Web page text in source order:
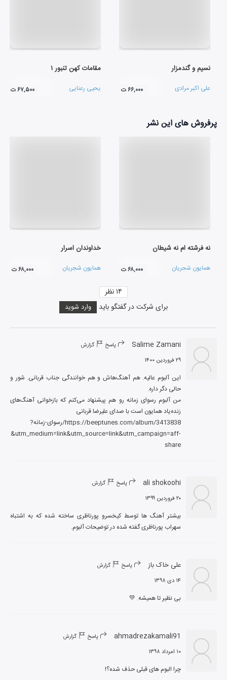
نسیم و گندمزار
علی اکبر مرادی ۶۶,۰۰۰ ت
مقامات کهن تنبور ۱
یحیی رعنایی ۶۷,۵۰۰ ت
پرفروش های این نشر
نه فرشته ام نه شیطان
همایون شجریان ۶۸,۰۰۰ ت
خداوندان اسرار
همایون شجریان ۶۸,۰۰۰ ت
برای شرکت در گفتگو باید وارد شوید
۱۴نظر
Salime Zamani پاسخ گزارش
۲۹ فروردین ۱۴۰۰
من آلبوم رسوای زمانه رو هم پیشنهاد می‌کنم که بازخوانی آهنگ‌های
https://beeptunes.com/album/3413838/رسوای-زمانه?
share
ali shokoohi پاسخ گزارش
۲۰ فروردین ۱۳۹۹
سهراب پورناظری گفته شده در توضیحات آلبوم.
علی خاک باز پاسخ گزارش
۱۴ دی ۱۳۹۸
بی نظیر تا همیشه. 💚
ahmadrezakamali91 پاسخ گزارش
۱۰ امرداد ۱۳۹۸
چرا البوم های قبلی حذف شده؟!